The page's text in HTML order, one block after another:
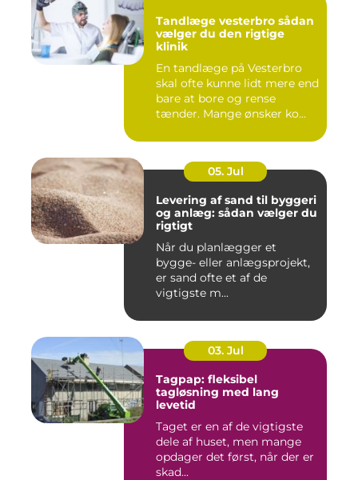
Tandlæge vesterbro sådan
vælger du den rigtige
klinik
En tandlæge på Vesterbro
skal ofte kunne lidt mere end
bare at bore og rense
tænder. Mange ønsker ko...
05. Jul
Levering af sand til byggeri
og anlæg: sådan vælger du
rigtigt
Når du planlægger et
bygge- eller anlægsprojekt,
er sand ofte et af de
vigtigste m...
03. Jul
Tagpap: fleksibel
tagløsning med lang
levetid
Taget er en af de vigtigste
dele af huset, men mange
opdager det først, når der er
skad...